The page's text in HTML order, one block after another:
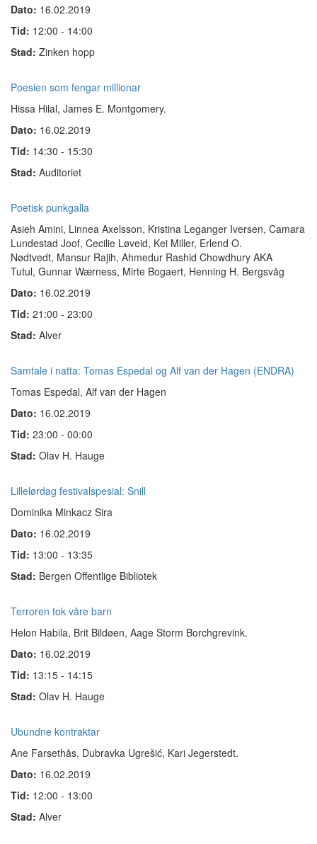
Dato: 16.02.2019
Tid: 12:00 - 14:00
Stad: Zinken hopp
Poesien som fengar millionar
Hissa Hilal, James E. Montgomery.
Dato: 16.02.2019
Tid: 14:30 - 15:30
Stad: Auditoriet
Poetisk punkgalla
Asieh Amini, Linnea Axelsson, Kristina Leganger Iversen, Camara
Lundestad Joof, Cecilie Løveid, Kei Miller, Erlend O.
Nødtvedt, Mansur Rajih, Ahmedur Rashid Chowdhury AKA
Tutul, Gunnar Wærness, Mirte Bogaert, Henning H. Bergsvåg
Dato: 16.02.2019
Tid: 21:00 - 23:00
Stad: Alver
Samtale i natta: Tomas Espedal og Alf van der Hagen (ENDRA)
Tomas Espedal, Alf van der Hagen
Dato: 16.02.2019
Tid: 23:00 - 00:00
Stad: Olav H. Hauge
Lillelørdag festivalspesial: Snill
Dominika Minkacz Sira
Dato: 16.02.2019
Tid: 13:00 - 13:35
Stad: Bergen Offentlige Bibliotek
Terroren tok våre barn
Helon Habila, Brit Bildøen, Aage Storm Borchgrevink.
Dato: 16.02.2019
Tid: 13:15 - 14:15
Stad: Olav H. Hauge
Ubundne kontraktar
Ane Farsethås, Dubravka Ugrešić, Kari Jegerstedt.
Dato: 16.02.2019
Tid: 12:00 - 13:00
Stad: Alver